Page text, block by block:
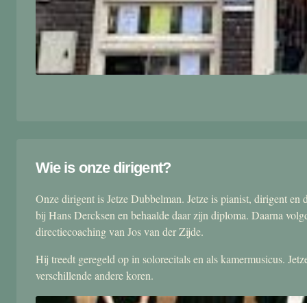
Wie is onze dirigent?
Onze dirigent is Jetze Dubbelman. Jetze is pianist, dirigent
bij Hans Dercksen en behaalde daar zijn diploma. Daarna
directiecoaching van Jos van der Zijde.
Hij treedt geregeld op in solorecitals en als kamermusicus.
verschillende andere koren.